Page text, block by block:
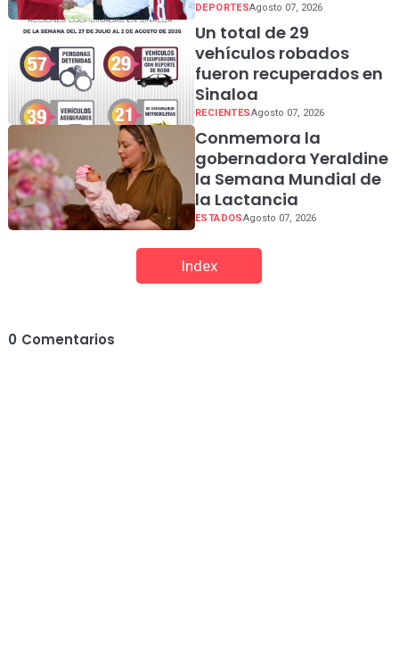
DEPORTESAgosto 07, 2026
Un total de 29
vehículos robados
fueron recuperados en
Sinaloa
RECIENTESAgosto 07, 2026
Conmemora la
gobernadora Yeraldine
la Semana Mundial de
la Lactancia
ESTADOSAgosto 07, 2026
Index
0 Comentarios